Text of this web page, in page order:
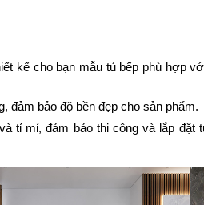
kế cho bạn mẫu tủ bếp phù hợp
đảm bảo độ bền đẹp cho sản phẩm.
tỉ mỉ, đảm bảo thi công và lắp đặt